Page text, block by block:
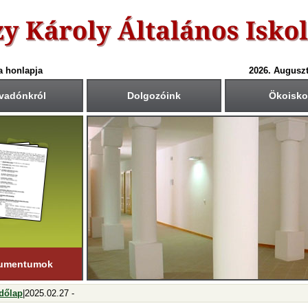
honlapja
2026.
Dolgozóink
nap:
1. (hétfő)
tanítási nap:
19. (péntek)
napok száma:
nap
félév
23-igtart.
Csengetési rend
1.: 7 - 840
2.: 9 45
4.: 10
5.: 11
6.: 12
7.: 13
8.: 14 - 15
Közös fogadóórák
Krétában kiértesített
|2025.02.27 -